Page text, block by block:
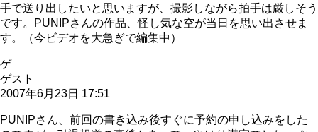
手で送り出したいと思いますが、撮影しながら拍手は厳しそう
です。PUNIPさんの作品、怪し気な空が当日を思い出させま
す。（今ビデオを大急ぎで編集中）
ゲ
ゲスト
2007年6月23日 17:51
PUNIPさん、前回の書き込み後すぐに予約の申し込みをした